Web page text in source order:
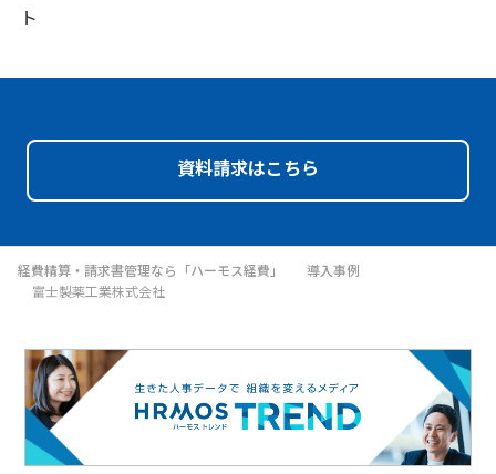
ト
資料請求はこちら
経費精算・請求書管理なら「ハーモス経費」
導入事例
富士製薬工業株式会社